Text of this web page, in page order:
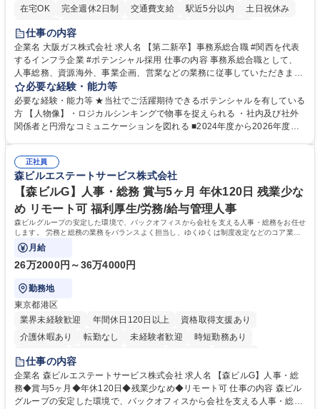
在宅OK
完全週休2日制 交通費支給 駅近5分以内
土日祝休み
服装自由
第二新卒歓迎
仕事の内容
企業名 大阪ガス株式会社 求人名 【第二新卒】事務系総合職 #関西を代表
するインフラ企業 #ポテンシャル採用 仕事の内容 事務系総合職として、
人事総務、資源海外、事業企画、営業などの業務に従事していただきま
す。 【業務内容の一例】■所属事業部の勤労業務 ■海外に関係する各種業
務 ■営業部門の企画スタッフ、ルート営業 【キャリアパス】入社後の配属
ポジションで一定期間ご活躍頂いた後、本人の適性及び将来のキャリアを
鑑みてジョブローテーションを行います。 【育成】OJTでの現場育成や研
表するインフラ企業 #ポテンシャル採用
必要な経験・能力等
必要な経験・能力等 ★当社でご活躍期待できるポテンシャルを有している
方 【人物像】・ロジカルシンキングで物事を捉えられる ・社内及び社外
関係者と円滑なコミュニケーションを図れる ■2024年度から2026年度ま
72.html ■エネルギーセキュリティの不安定化や気候変動による自然災害の
甚大化など、これまで以上に社会課題解決の重要性が高まっています。
「未来の日常」の創造に向けて持続可能な社会の実現に貢献してまいりま
す。 学歴・資格 学歴：大学院 大学 語学力： 資格：
正社員
森ビルエステートサービス株式会社
【森ビルG】人事・総務 賞与5ヶ月 年休120日 残業少な
め リモート可 福利厚生/労務/給与管理人事
森ビルグループの安定した環境で、バックオフィスから会社を支える人事・総務をお任せ
します。 労務と総務の業務をバランスよく担当し、ゆくゆくは制度改定などのコア業務
にも挑戦できる、やりがいある環境です。
月給
26万2000円～36万4000円
勤務地
東京都港区
業界未経験歓迎
年間休日120日以上
資格取得支援あり
介護休暇あり
転勤なし 未経験者歓迎
時短勤務あり
経験者歓迎
完全週休2日制
交通費支給 長期歓迎 駅近5分以内 土日祝休み
仕事の内容
企業名 森ビルエステートサービス株式会社 求人名 【森ビルG】人事・総
務◆賞与5ヶ月◆年休120日◆残業少なめ◆リモート可 仕事の内容 森ビル
グループの安定した環境で、バックオフィスから会社を支える人事・総務